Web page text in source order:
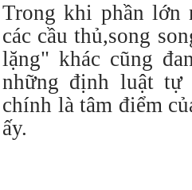
Trong khi phần lớn
các cầu thủ,song
lặng" khác cũng
những định luật tự
chính là tâm điểm
ấy.